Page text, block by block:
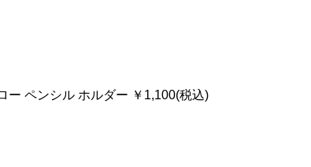
ー ペンシル ホルダー ￥1,100(税込)